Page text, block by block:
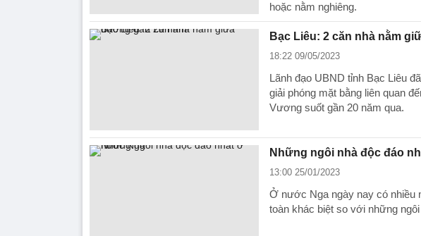
hoặc nằm nghiêng.
Bạc Liêu: 2 căn nhà nằm
18:22 09/05/2023
Lãnh đạo UBND tỉnh Bạc Liêu
giải phóng mặt bằng liên quan
Vương suốt gần 20 năm qua.
Những ngôi nhà độc đáo
13:00 25/01/2023
Ở nước Nga ngày nay có nhiều
toàn khác biệt so với những